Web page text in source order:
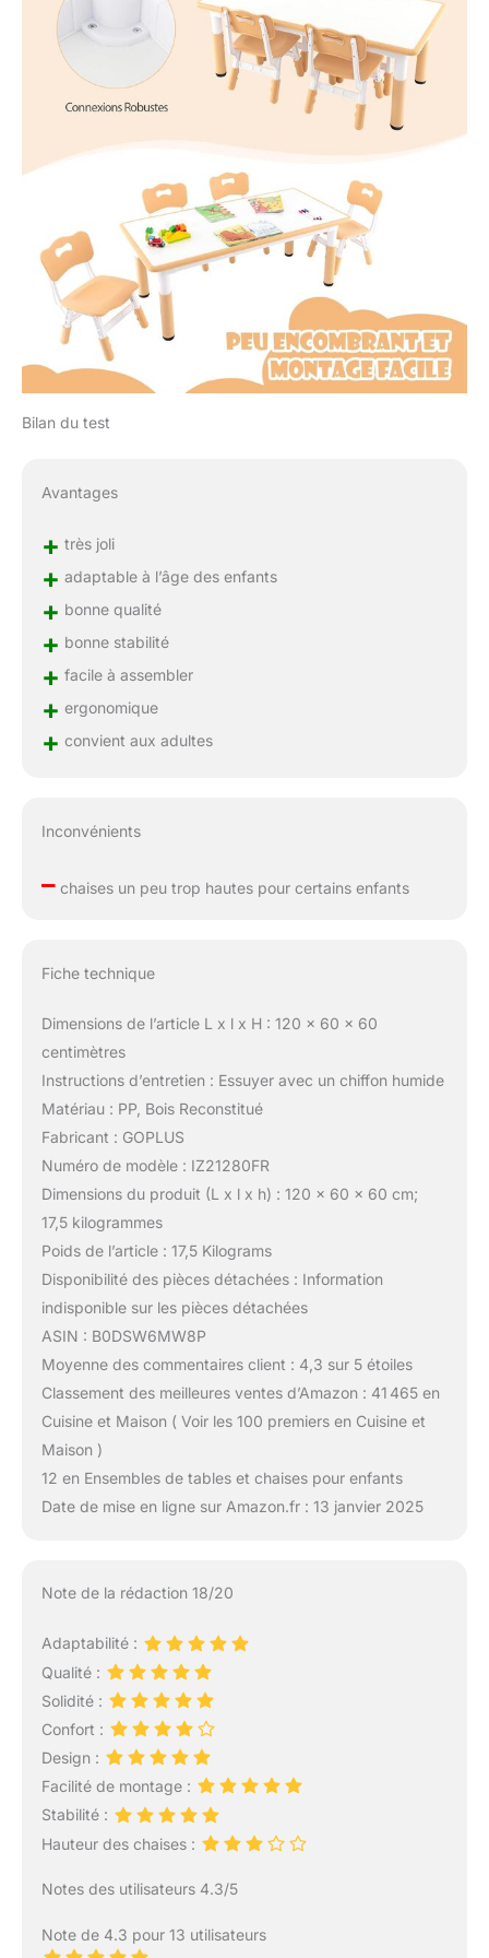
Bilan du test
Avantages
+ très joli
+ adaptable à l’âge des enfants
+ bonne qualité
+ bonne stabilité
+ facile à assembler
+ ergonomique
+ convient aux adultes
Inconvénients
–chaises un peu trop hautes pour certains enfants
Fiche technique
Dimensions de l’article L x l x H : 120 x 60 x 60
centimètres
Instructions d’entretien : Essuyer avec un chiffon humide
Matériau : PP, Bois Reconstitué
Fabricant : GOPLUS
Numéro de modèle : IZ21280FR
Dimensions du produit (L x l x h) : 120 x 60 x 60 cm;
17,5 kilogrammes
Poids de l’article : 17,5 Kilograms
Disponibilité des pièces détachées : Information
indisponible sur les pièces détachées
ASIN : B0DSW6MW8P
Moyenne des commentaires client : 4,3 sur 5 étoiles
Classement des meilleures ventes d’Amazon : 41 465 en
Cuisine et Maison ( Voir les 100 premiers en Cuisine et
Maison )
12 en Ensembles de tables et chaises pour enfants
Date de mise en ligne sur Amazon.fr : 13 janvier 2025
Note de la rédaction 18/20
Adaptabilité :
Qualité :
Solidité :
Confort :
Design :
Facilité de montage :
Stabilité :
Hauteur des chaises :
Notes des utilisateurs 4.3/5
Note de 4.3 pour 13 utilisateurs